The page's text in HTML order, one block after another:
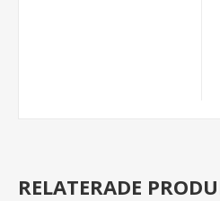
RELATERADE